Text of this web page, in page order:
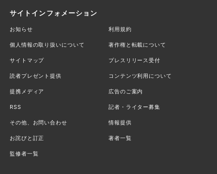
サイトインフォメーション
お知らせ 利用規約
個人情報の取り扱いについて 著作権と転載について
サイトマップ プレスリリース受付
読者プレゼント提供 コンテンツ利用について
提携メディア 広告のご案内
RSS 記者・ライター募集
その他、お問い合わせ 情報提供
お詫びと訂正 著者一覧
監修者一覧